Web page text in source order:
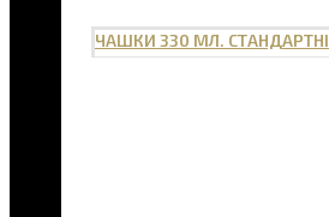
ЧАШКИ 330 МЛ. СТАНДАРТНІ